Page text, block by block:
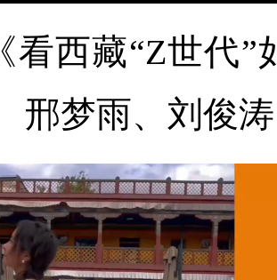
藏“Z世代”
邢梦雨、刘俊